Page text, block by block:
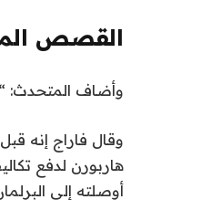
ي
6
القصص
م
ة
ي
ة
وأضاف المتحدث:
وقال فاراج إنه
أوصلته إلى